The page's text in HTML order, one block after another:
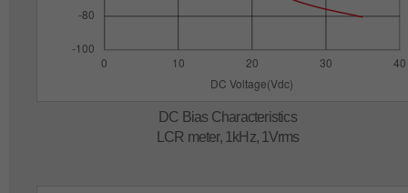
DC Bias Characteristics
LCR meter, 1kHz, 1Vrms